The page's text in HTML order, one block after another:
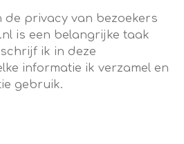
de privacy van bezoekers
is een belangrijke taak
ik in deze
informatie ik verzamel en
gebruik.